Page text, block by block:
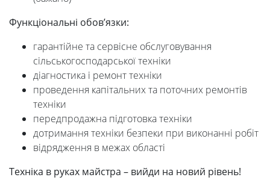
Функціональні обов’язки:
гарантійне та сервісне обслуговування
сільськогосподарської техніки
діагностика і ремонт техніки
проведення капітальних та поточних ремонтів
техніки
передпродажна підготовка техніки
дотримання техніки безпеки при виконанні робіт
відрядження в межах області
Техніка в руках майстра – вийди на новий рівень!